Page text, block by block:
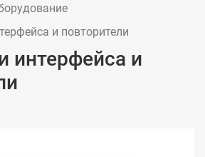
и повторители
интерфейса и